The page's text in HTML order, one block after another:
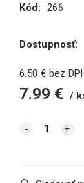
Kód: 266
Dostupnosť:
6.50 € bez
7.99 €